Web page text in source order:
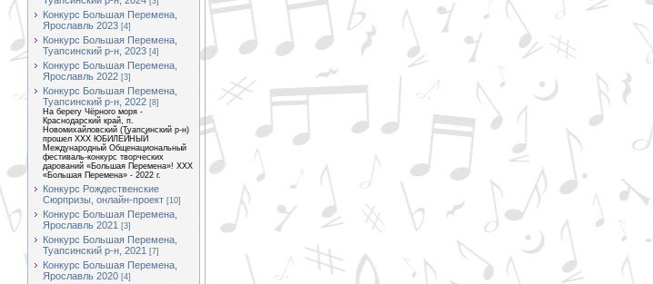
Конкурс Большая Перемена,
Ярославль 2023 [4]
Конкурс Большая Перемена,
Туапсинский р-н, 2023 [4]
Конкурс Большая Перемена,
Ярославль 2022 [3]
Конкурс Большая Перемена,
Туапсинский р-н, 2022 [8]
На берегу Чёрного моря -
Краснодарский край, п.
Новомихайловский (Туапсинский р-н)
прошел XXX ЮБИЛЕЙНЫЙ
Международный Общенациональный
фестиваль-конкурс творческих
дарований «Большая Перемена»! XXX
«Большая Перемена» - 2022 г.
Конкурс Рождественские
Сюрпризы, онлайн-проект [10]
Конкурс Большая Перемена,
Ярославль 2021 [3]
Конкурс Большая Перемена,
Туапсинский р-н, 2021 [7]
Конкурс Большая Перемена,
Ярославль 2020 [4]